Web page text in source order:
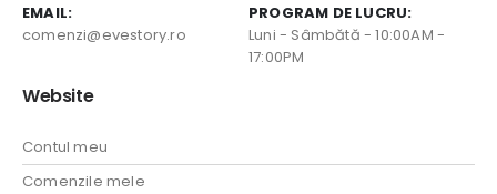
EMAIL:
comenzi@evestory.ro
PROGRAM DE LUCRU:
Luni - Sâmbătă - 10:00AM -
17:00PM
Website
Contul meu
Comenzile mele